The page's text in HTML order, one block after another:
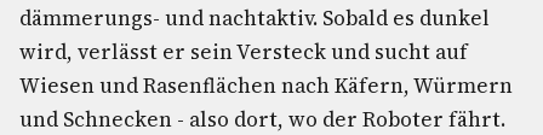
dämmerungs- und nachtaktiv. Sobald es dunkel
wird, verlässt er sein Versteck und sucht auf
Wiesen und Rasenflächen nach Käfern, Würmern
und Schnecken - also dort, wo der Roboter fährt.